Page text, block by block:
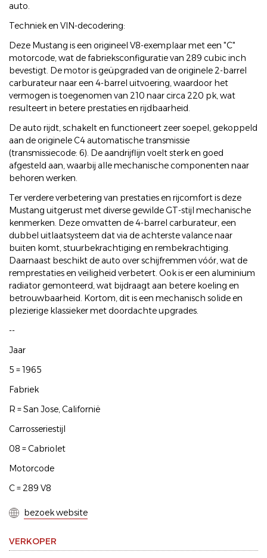
auto.
Techniek en VIN-decodering:
Deze Mustang is een origineel V8-exemplaar met een "C"
motorcode, wat de fabrieksconfiguratie van 289 cubic inch
bevestigt. De motor is geüpgraded van de originele 2-barrel
carburateur naar een 4-barrel uitvoering, waardoor het
vermogen is toegenomen van 210 naar circa 220 pk, wat
resulteert in betere prestaties en rijdbaarheid.
De auto rijdt, schakelt en functioneert zeer soepel, gekoppeld
aan de originele C4 automatische transmissie
(transmissiecode: 6). De aandrijflijn voelt sterk en goed
afgesteld aan, waarbij alle mechanische componenten naar
behoren werken.
Ter verdere verbetering van prestaties en rijcomfort is deze
Mustang uitgerust met diverse gewilde GT-stijl mechanische
kenmerken. Deze omvatten de 4-barrel carburateur, een
dubbel uitlaatsysteem dat via de achterste valance naar
buiten komt, stuurbekrachtiging en rembekrachtiging.
Daarnaast beschikt de auto over schijfremmen vóór, wat de
remprestaties en veiligheid verbetert. Ook is er een aluminium
radiator gemonteerd, wat bijdraagt aan betere koeling en
betrouwbaarheid. Kortom, dit is een mechanisch solide en
plezierige klassieker met doordachte upgrades.
--
Jaar
5 = 1965
Fabriek
R = San Jose, Californië
Carrosseriestijl
08 = Cabriolet
Motorcode
C = 289 V8
bezoek website
VERKOPER